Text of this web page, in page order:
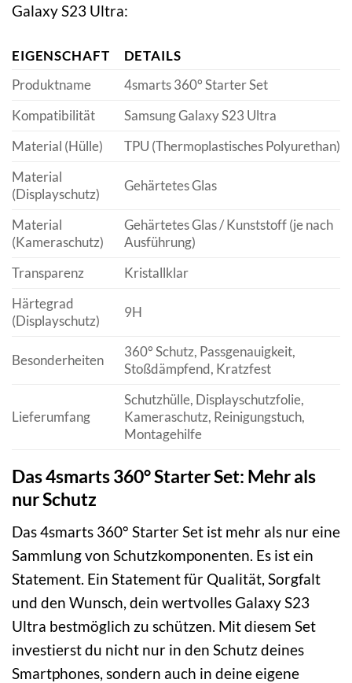
Galaxy S23 Ultra:
EIGENSCHAFT
DETAILS
Produktname
4smarts 360° Starter Set
Kompatibilität
Samsung Galaxy S23 Ultra
Material (Hülle)
TPU (Thermoplastisches Polyurethan)
Material
(Displayschutz)
Gehärtetes Glas
Material
(Kameraschutz)
Gehärtetes Glas / Kunststoff (je nach
Ausführung)
Transparenz
Kristallklar
Härtegrad
(Displayschutz)
9H
Besonderheiten
360° Schutz, Passgenauigkeit,
Stoßdämpfend, Kratzfest
Lieferumfang
Schutzhülle, Displayschutzfolie,
Kameraschutz, Reinigungstuch,
Montagehilfe
Das 4smarts 360° Starter Set: Mehr als
nur Schutz
Das 4smarts 360° Starter Set ist mehr als nur eine
Sammlung von Schutzkomponenten. Es ist ein
Statement. Ein Statement für Qualität, Sorgfalt
und den Wunsch, dein wertvolles Galaxy S23
Ultra bestmöglich zu schützen. Mit diesem Set
investierst du nicht nur in den Schutz deines
Smartphones, sondern auch in deine eigene